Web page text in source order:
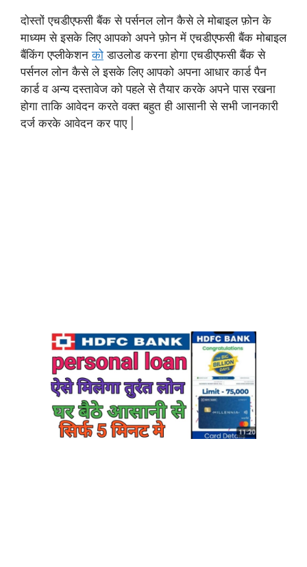
दोस्तों एचडीएफसी बैंक से पर्सनल लोन कैसे ले मोबाइल फ़ोन के
माध्यम से इसके लिए आपको अपने फ़ोन में एचडीएफसी बैंक मोबाइल
बैंकिंग एप्लीकेशनको डाउलोड करना होगा एचडीएफसी बैंक से
पर्सनल लोन कैसे ले इसके लिए आपको अपना आधार कार्ड पैन
कार्ड व अन्य दस्तावेज को पहले से तैयार करके अपने पास रखना
होगा ताकि आवेदन करते वक्त बहुत ही आसानी से सभी जानकारी
दर्ज करके आवेदन कर पाए |